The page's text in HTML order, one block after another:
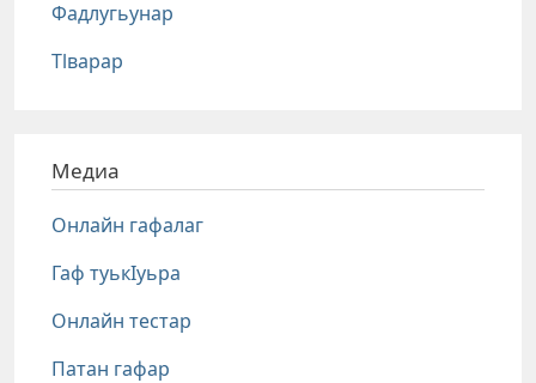
Фадлугьунар
Тlварар
Медиа
Онлайн гафалаг
Гаф туькIуьра
Онлайн тестар
Патан гафар